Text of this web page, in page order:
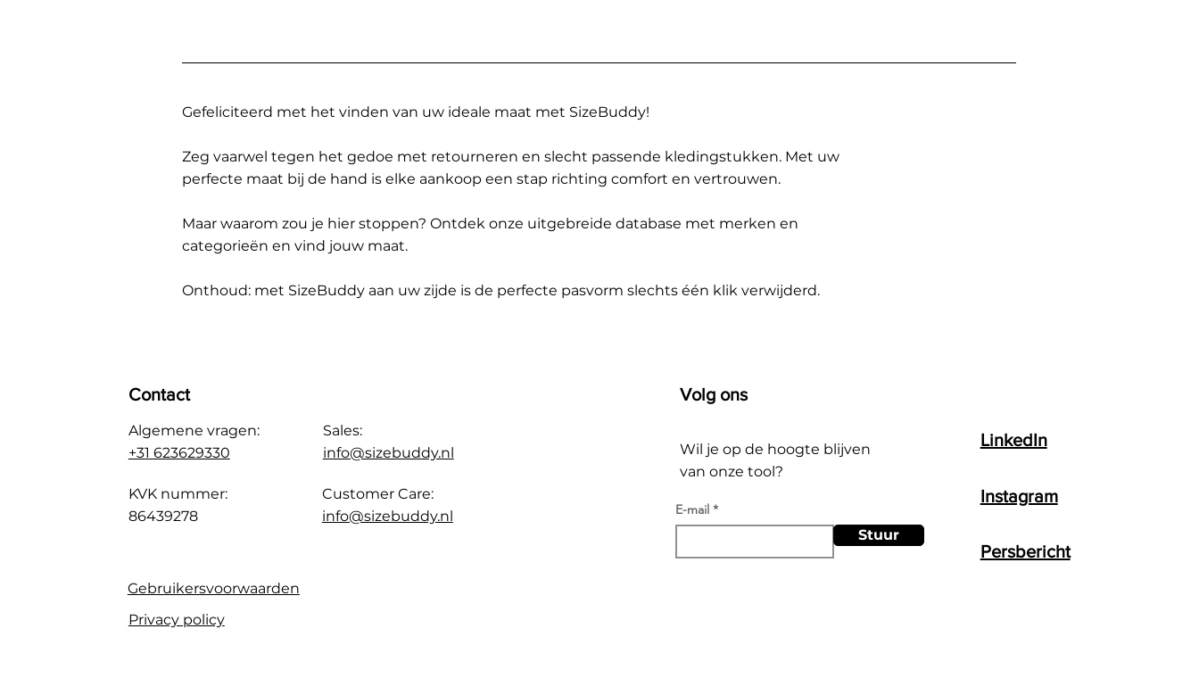
Gefeliciteerd met het vinden van uw ideale maat met SizeBuddy!
Zeg vaarwel tegen het gedoe met retourneren en slecht passende kledingstukken. Met uw
perfecte maat bij de hand is elke aankoop een stap richting comfort en vertrouwen.
Maar waarom zou je hier stoppen? Ontdek onze uitgebreide database met merken en
categorieën en vind jouw maat.
Onthoud: met SizeBuddy aan uw zijde is de perfecte pasvorm slechts één klik verwijderd.
Contact
Algemene vragen:
+31 623629330
KVK nummer:
86439278
Sales:
info@sizebuddy.nl
Customer Care:
info@sizebuddy.nl
Gebruikersvoorwaarden
Privacy policy
Volg ons
Wil je op de hoogte blijven
van onze tool?
E-mail
Stuur
LinkedIn
Instagram
Persbericht